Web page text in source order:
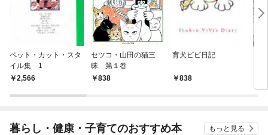
ペット・カット・スタ
イル集 1
2,566
セツコ・山田の猫三
昧 第１巻
838
育犬ビビ日記
838
暮らし・健康・子育てのおすすめ本 もっと見る